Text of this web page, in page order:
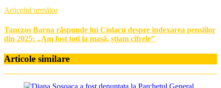
Articolul următor
Tanczos Barna răspunde lui Ciolacu despre indexarea pensiilor
din 2025: „Am fost toți la masă, știam cifrele”
Articole similare